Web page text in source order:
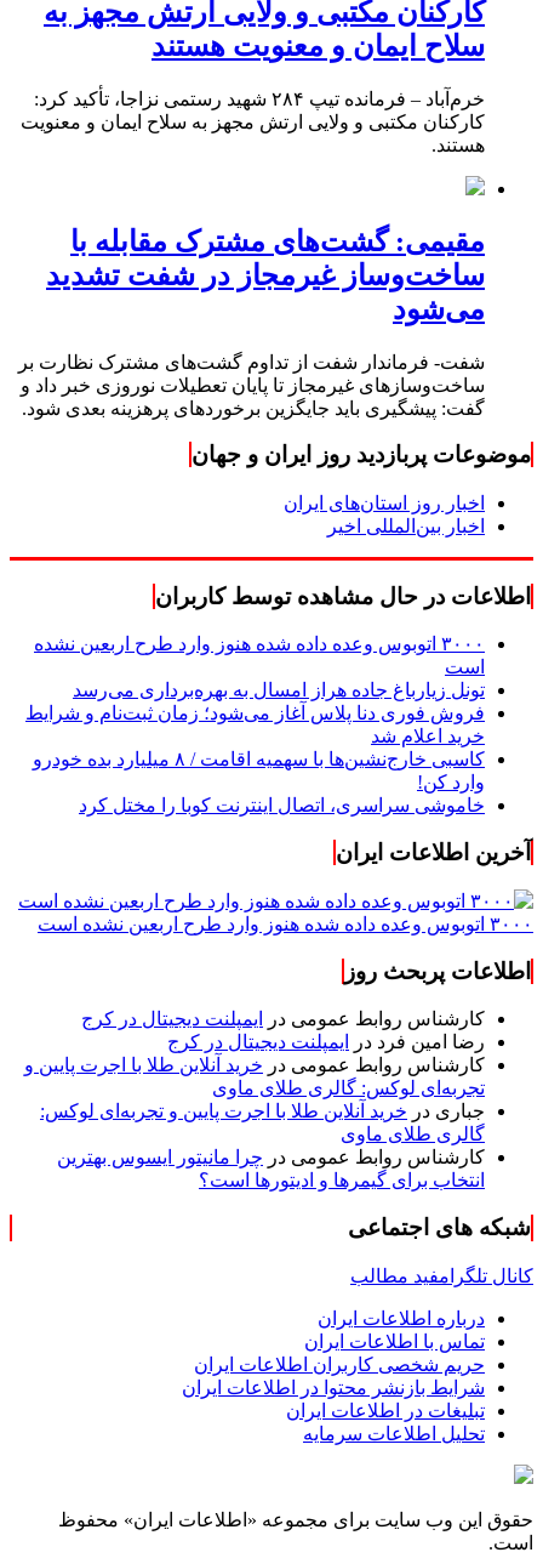
کارکنان مکتبی و ولایی ارتش مجهز به
سلاح ایمان و معنویت هستند
خرم‌آباد – فرمانده تیپ ۲۸۴ شهید رستمی نزاجا، تأکید کرد:
کارکنان مکتبی و ولایی ارتش مجهز به سلاح ایمان و معنویت
هستند.
مقیمی: گشت‌های مشترک مقابله با
ساخت‌وساز غیرمجاز در شفت تشدید
می‌شود
شفت- فرماندار شفت از تداوم گشت‌های مشترک نظارت بر
ساخت‌وسازهای غیرمجاز تا پایان تعطیلات نوروزی خبر داد و
گفت: پیشگیری باید جایگزین برخوردهای پرهزینه بعدی شود.
موضوعات پربازدید روز ایران و جهان
اخبار روز استان‌های ایران
اخبار بین‌المللی اخیر
اطلاعات در حال مشاهده توسط کاربران
۳۰۰۰ اتوبوس وعده داده شده هنوز وارد طرح اربعین نشده
است
تونل زیارباغ جاده هراز امسال به بهره‌برداری می‌رسد
فروش فوری دنا پلاس آغاز می‌شود؛ زمان ثبت‌نام و شرایط
خرید اعلام شد
کاسبی خارج‌نشین‌ها با سهمیه اقامت / ۸ میلیارد بده خودرو
وارد کن!
خاموشی سراسری، اتصال اینترنت کوبا را مختل کرد
آخرین اطلاعات ایران
۳۰۰۰ اتوبوس وعده داده شده هنوز وارد طرح اربعین نشده است
اطلاعات پربحث روز
کارشناس روابط عمومی در
ایمپلنت دیجیتال در کرج
رضا امین فرد در
ایمپلنت دیجیتال در کرج
کارشناس روابط عمومی در خرید آنلاین طلا با اجرت پایین و
تجربه‌ای لوکس: گالری طلای ماوی
جباری در خرید آنلاین طلا با اجرت پایین و تجربه‌ای لوکس:
گالری طلای ماوی
کارشناس روابط عمومی در چرا مانیتور ایسوس بهترین
انتخاب برای گیمرها و ادیتورها است؟
شبکه های اجتماعی
کانال تلگرامفید مطالب
درباره اطلاعات ایران
تماس با اطلاعات ایران
حریم شخصی کاربران اطلاعات ایران
شرایط بازنشر محتوا در اطلاعات ایران
تبلیغات در اطلاعات ایران
تحلیل اطلاعات سرمایه
حقوق این وب سایت برای مجموعه «اطلاعات‌ ایران» محفوظ
است.